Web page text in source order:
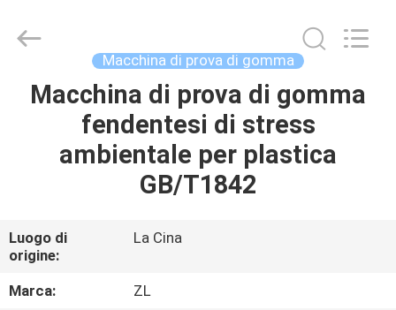
CASA
PRODOTTI
CIRCA
NOI
Instrument
Technology
Reserved.
Macchina di prova di gomma
Macchina di prova di gomma
fendentesi di stress
ambientale per plastica
GB/T1842
Luogo di
origine:
La Cina
Marca:
ZL